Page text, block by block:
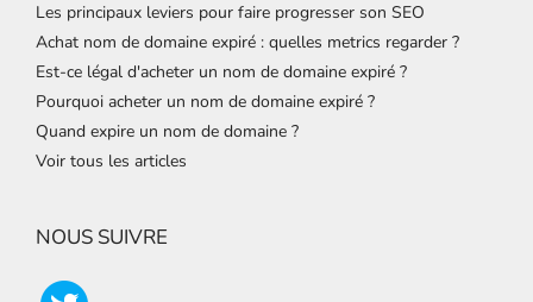
Les principaux leviers pour faire progresser son SEO
Achat nom de domaine expiré : quelles metrics regarder ?
Est-ce légal d'acheter un nom de domaine expiré ?
Pourquoi acheter un nom de domaine expiré ?
Quand expire un nom de domaine ?
Voir tous les articles
NOUS SUIVRE